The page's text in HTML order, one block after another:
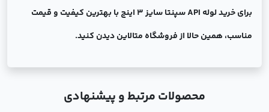
برای خرید لوله API سپنتا سایز 3 اینچ با بهترین کیفیت و قیمت
مناسب، همین حالا از فروشگاه متالاین دیدن کنید.
محصولات مرتبط و پیشنهادی